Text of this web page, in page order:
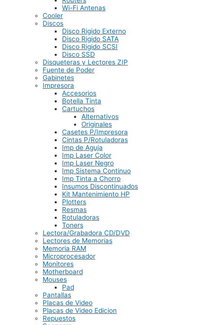
Wi-Fi Antenas
Cooler
Discos
Disco Rigido Externo
Disco Rigido SATA
Disco Rigido SCSI
Disco SSD
Disqueteras y Lectores ZIP
Fuente de Poder
Gabinetes
Impresora
Accesorios
Botella Tinta
Cartuchos
Alternativos
Originales
Casetes P/Impresora
Cintas P/Rotuladoras
Imp de Aguja
Imp Laser Color
Imp Laser Negro
Imp Sistema Continuo
Imp Tinta a Chorro
Insumos Discontinuados
Kit Mantenimiento HP
Plotters
Resmas
Rotuladoras
Toners
Lectora/Grabadora CD/DVD
Lectores de Memorias
Memoria RAM
Microprocesador
Monitores
Motherboard
Mouses
Pad
Pantallas
Placas de Video
Placas de Video Edicion
Repuestos